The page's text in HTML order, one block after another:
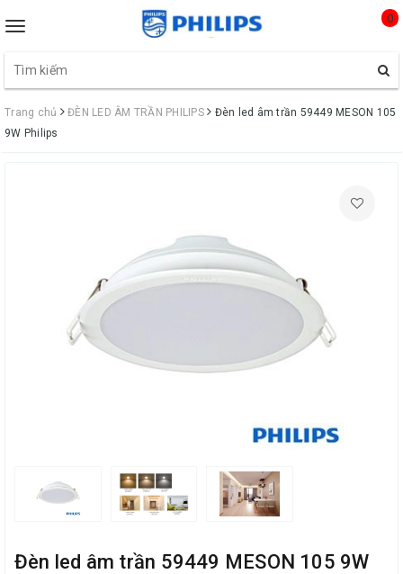
Toggle
0
Trang chủ ĐÈN LED ÂM TRẦN PHILIPS
Đèn led âm trần 59449 MESON 105
9W Philips
Đèn led âm trần 59449 MESON 105 9W